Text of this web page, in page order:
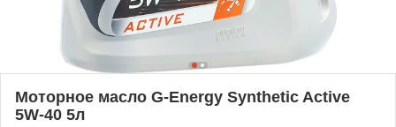
Моторное масло G-Energy Synthetic Active
5W-40 5л